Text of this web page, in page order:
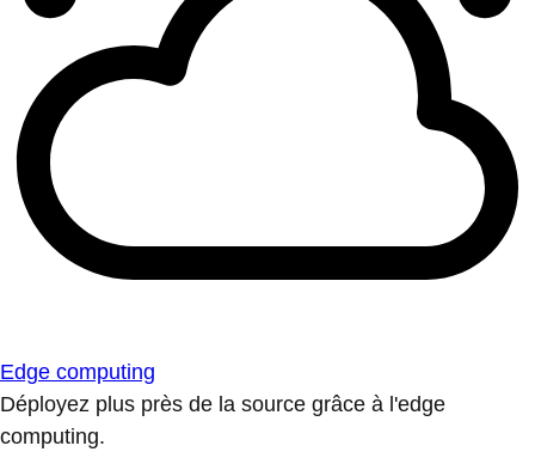
Edge computing
Déployez plus près de la source grâce à l'edge
computing.